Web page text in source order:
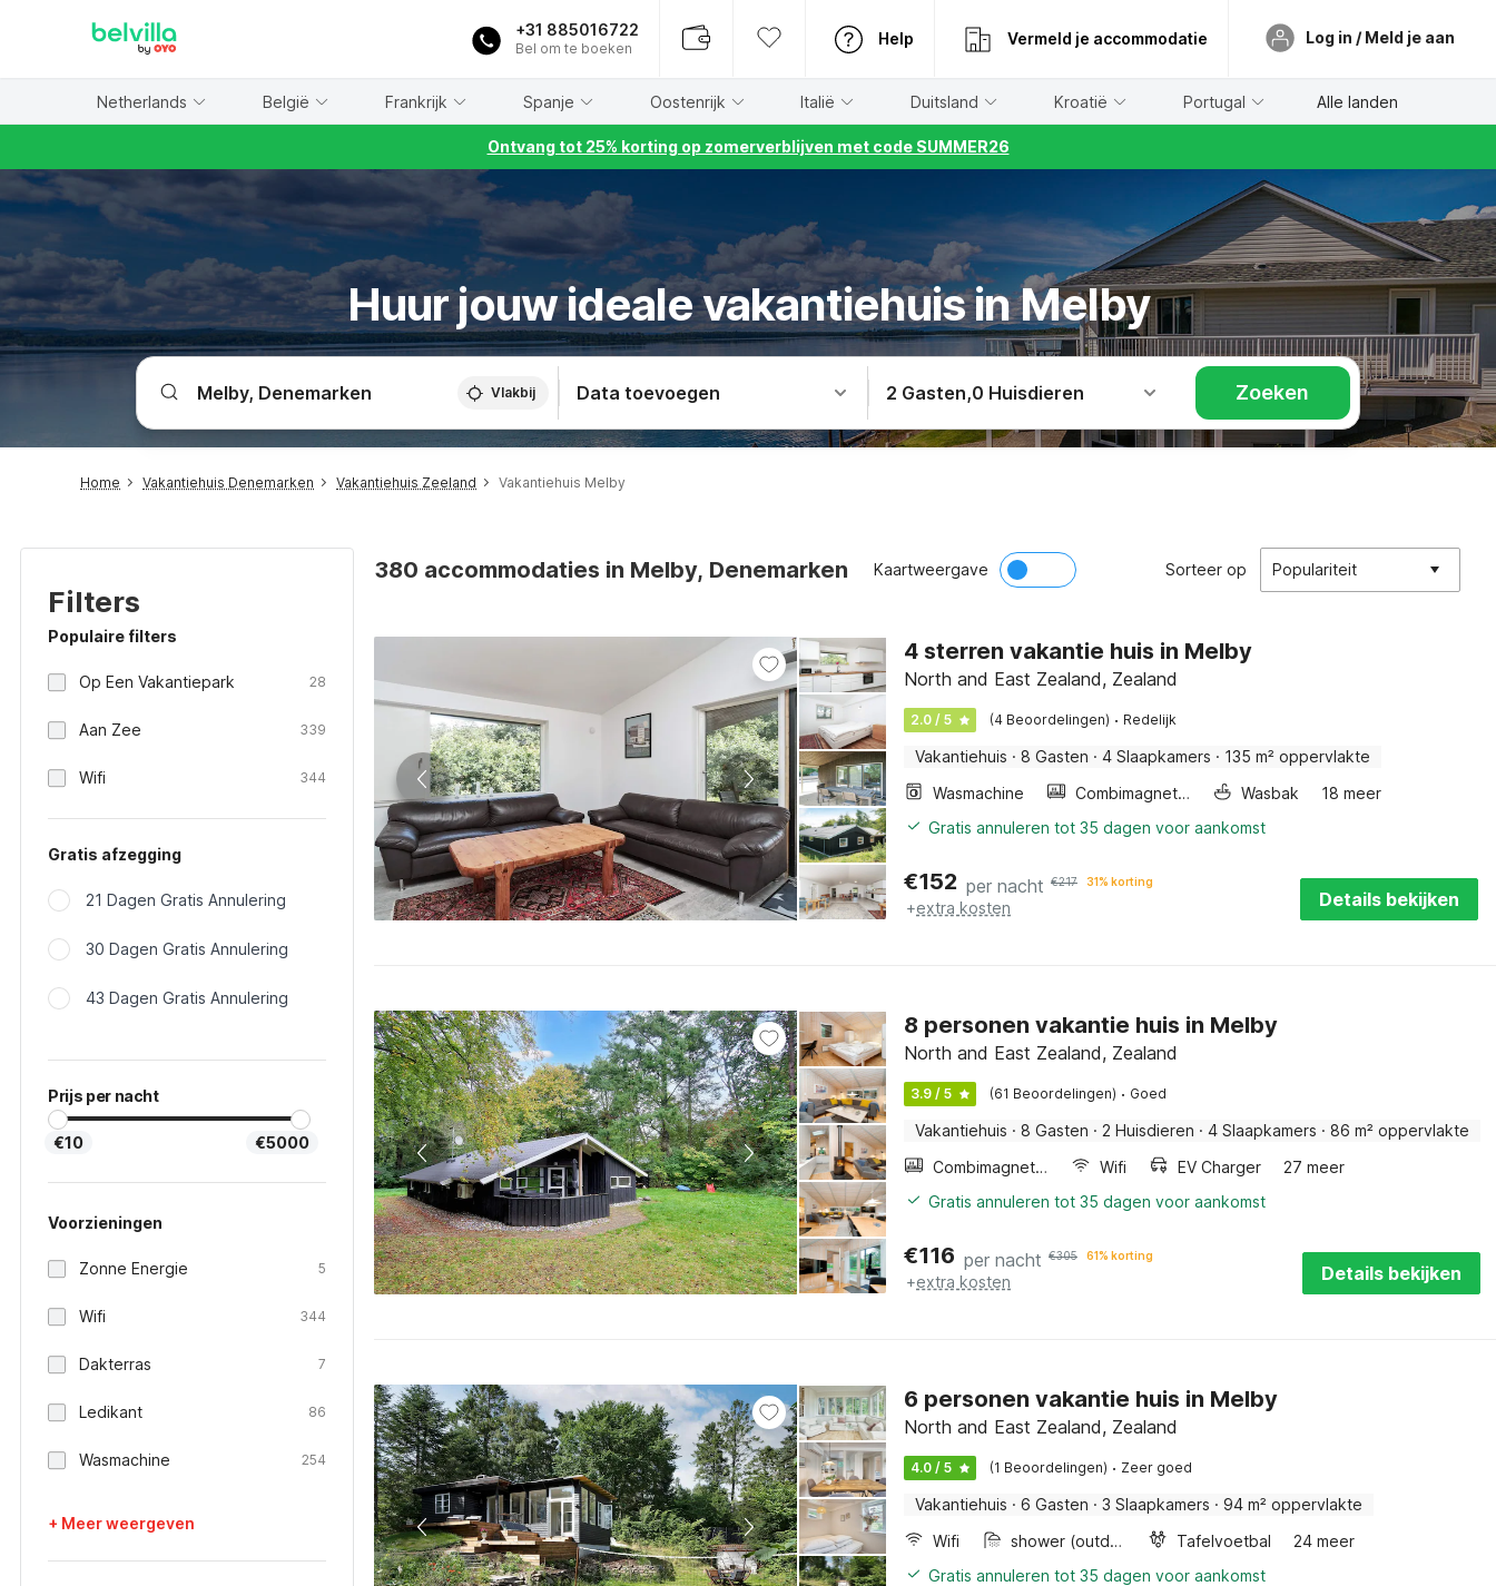
+31 885016722
Bel om te boeken
Help Vermeld je accommodatie Log in / Meld je aan
Netherlands België Frankrijk Spanje Oostenrijk Italië Duitsland Kroatië Portugal Alle landen
Ontvang tot 25% korting op zomerverblijven met code SUMMER26
Huur jouw ideale vakantiehuis in Melby
Vlakbij Data toevoegen 2 Gasten,0 Huisdieren Zoeken
Home Vakantiehuis Denemarken Vakantiehuis Zeeland Vakantiehuis Melby
Filters
Populaire filters
Op Een Vakantiepark 28
Aan Zee 339
Wifi 344
Gratis afzegging
21 Dagen Gratis Annulering
30 Dagen Gratis Annulering
43 Dagen Gratis Annulering
Prijs per nacht
€10 €5000
Voorzieningen
Zonne Energie 5
Wifi 344
Dakterras 7
Ledikant 86
Wasmachine 254
+ Meer weergeven
380 accommodaties in Melby, Denemarken Kaartweergave Sorteer op Populariteit
4 sterren vakantie huis in Melby
North and East Zealand, Zealand
2.0 / 5 (4 Beoordelingen) · Redelijk
Vakantiehuis · 8 Gasten · 4 Slaapkamers · 135 m² oppervlakte
Wasmachine
Combimagnetron Wasbak
18 meer
Gratis annuleren tot 35 dagen voor aankomst
€152 per nacht €217 31% korting
+extra kosten Details bekijken
8 personen vakantie huis in Melby
North and East Zealand, Zealand
3.9 / 5 (61 Beoordelingen) · Goed
Vakantiehuis · 8 Gasten · 2 Huisdieren · 4 Slaapkamers · 86 m² oppervlakte
Combimagnetron
Wifi EV Charger
27 meer
Gratis annuleren tot 35 dagen voor aankomst
€116 per nacht €305 61% korting
+extra kosten Details bekijken
6 personen vakantie huis in Melby
North and East Zealand, Zealand
4.0 / 5 (1 Beoordelingen) · Zeer goed
Vakantiehuis · 6 Gasten · 3 Slaapkamers · 94 m² oppervlakte
Wifi
shower (outdoor) Tafelvoetbal
24 meer
Gratis annuleren tot 35 dagen voor aankomst